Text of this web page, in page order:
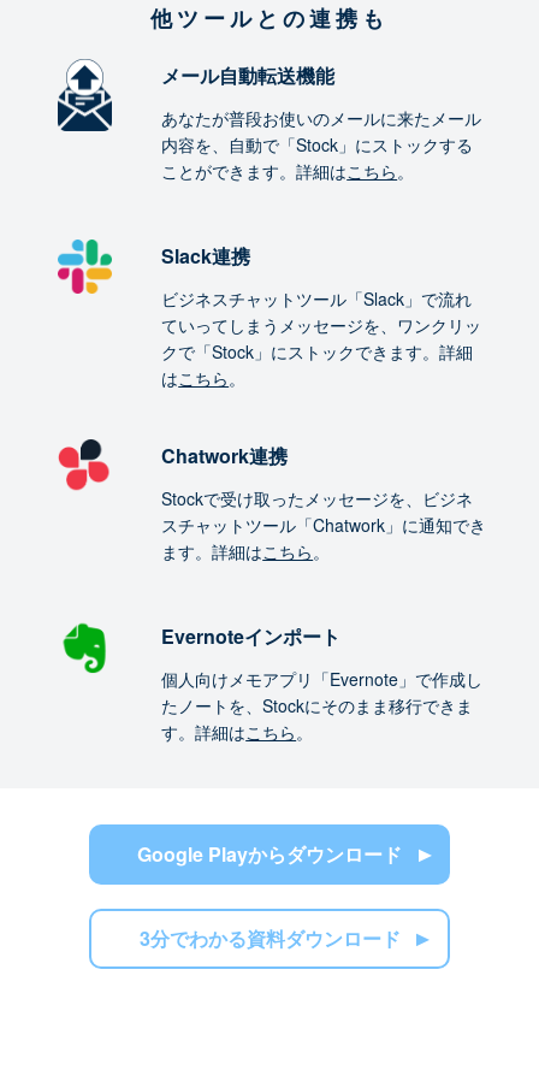
他ツールとの連携も
メール自動転送機能
あなたが普段お使いのメールに来たメール
内容を、自動で「Stock」にストックする
ことができます。詳細はこちら。
Slack連携
ビジネスチャットツール「Slack」で流れ
ていってしまうメッセージを、ワンクリッ
クで「Stock」にストックできます。詳細
はこちら。
Chatwork連携
Stockで受け取ったメッセージを、ビジネ
スチャットツール「Chatwork」に通知でき
ます。詳細はこちら。
Evernoteインポート
個人向けメモアプリ「Evernote」で作成し
たノートを、Stockにそのまま移行できま
す。詳細はこちら。
Google Playからダウンロード
3分でわかる資料ダウンロード